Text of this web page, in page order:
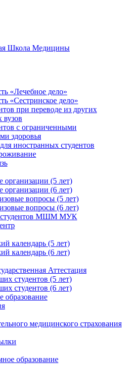
Школа Медицины
«Лечебное дело»
«Сестринское дело»
при переводе из других
вузов
с ограниченными
здоровья
иностранных студентов
организации (5 лет)
организации (6 лет)
вопросы (5 лет)
вопросы (6 лет)
студентов МШМ МУК
календарь (5 лет)
календарь (6 лет)
Аттестация
студентов (5 лет)
студентов (6 лет)
образование
медицинского страхования
образование